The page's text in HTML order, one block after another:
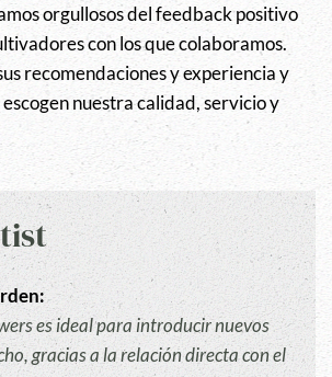
orgullosos del feedback positivo
con los que colaboramos.
recomendaciones y experiencia y
nuestra calidad, servicio y
es ideal para introducir nuevos
gracias a la relación directa con el